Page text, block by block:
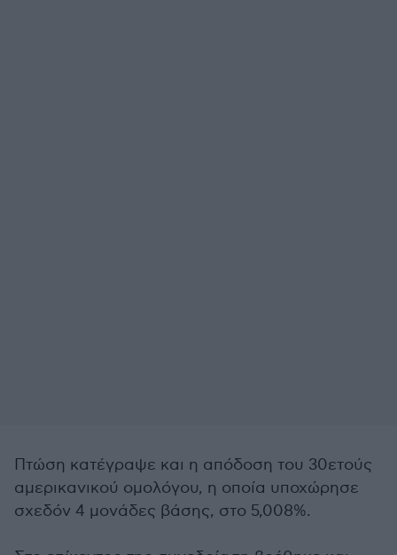
Πτώση κατέγραψε και η απόδοση του 30ετούς
αμερικανικού ομολόγου, η οποία υποχώρησε
σχεδόν 4 μονάδες βάσης, στο 5,008%.